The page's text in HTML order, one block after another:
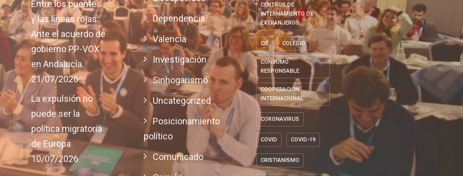
Entre los puentes
y las líneas rojas:
Ante el acuerdo de
gobierno PP-VOX
en Andalucía.
21/07/2026
La expulsión no
puede ser la
política migratoria
de Europa
10/07/2026
Dependencia
Valencia
Investigación
Sinhogarismo
Uncategorized
Posicionamiento
político
Comunicado
CENTROS DE
INTERNAMIENTO DE
EXTRANJEROS
CIE COLEGIO
CONSUMO
RESPONSABLE
COOPERACIÓN
INTERNACIONAL
CORONAVIRUS
COVID COVID-19
CRISTIANISMO